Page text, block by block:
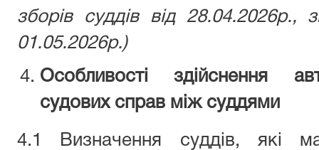
зборів суддів від 28.04.2026р.,
01.05.2026р.)
Особливості здійснення
судових справ між суддями
4.1 Визначення суддів, які